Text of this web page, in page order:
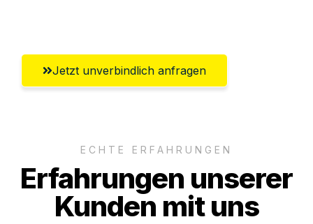
Jetzt unverbindlich anfragen
ECHTE ERFAHRUNGEN
Erfahrungen unserer
Kunden mit uns